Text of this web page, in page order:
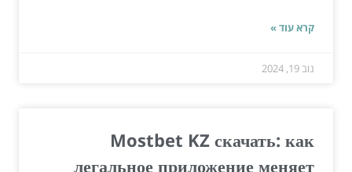
קרא עוד »
נוב 19, 2024
Mostbet KZ скачать: как
легальное приложение меняет